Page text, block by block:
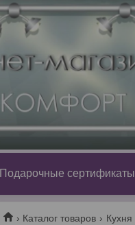
Подарочные сертификаты
Каталог товаров Кухня